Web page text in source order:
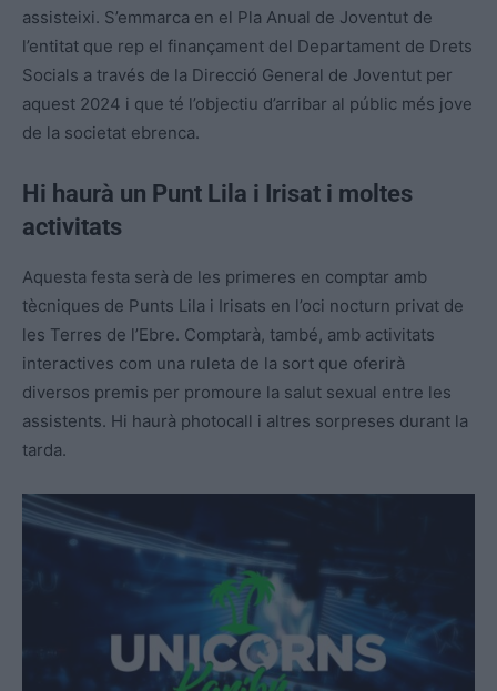
assisteixi. S’emmarca en el Pla Anual de Joventut de
l’entitat que rep el finançament del Departament de Drets
Socials a través de la Direcció General de Joventut per
aquest 2024 i que té l’objectiu d’arribar al públic més jove
de la societat ebrenca.
Hi haurà un Punt Lila i Irisat i moltes
activitats
Aquesta festa serà de les primeres en comptar amb
tècniques de Punts Lila i Irisats en l’oci nocturn privat de
les Terres de l’Ebre. Comptarà, també, amb activitats
interactives com una ruleta de la sort que oferirà
diversos premis per promoure la salut sexual entre les
assistents. Hi haurà photocall i altres sorpreses durant la
tarda.